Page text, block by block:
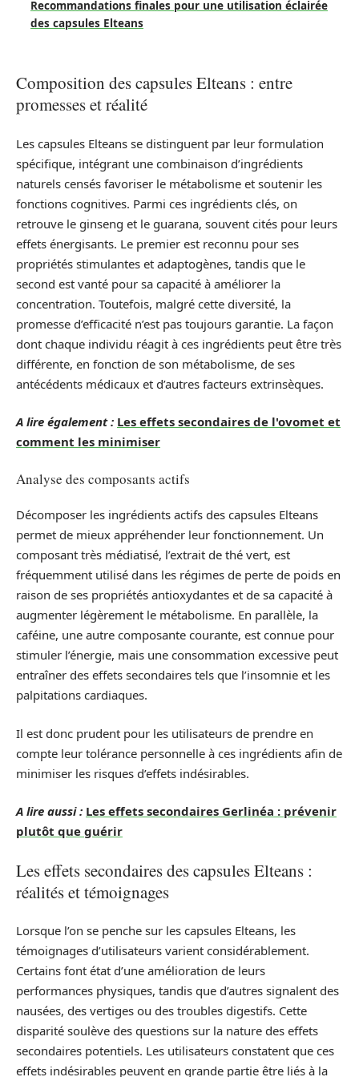
Recommandations finales pour une utilisation éclairée
des capsules Elteans
Composition des capsules Elteans : entre
promesses et réalité
Les capsules Elteans se distinguent par leur formulation
spécifique, intégrant une combinaison d’ingrédients
naturels censés favoriser le métabolisme et soutenir les
fonctions cognitives. Parmi ces ingrédients clés, on
retrouve le ginseng et le guarana, souvent cités pour leurs
effets énergisants. Le premier est reconnu pour ses
propriétés stimulantes et adaptogènes, tandis que le
second est vanté pour sa capacité à améliorer la
concentration. Toutefois, malgré cette diversité, la
promesse d’efficacité n’est pas toujours garantie. La façon
dont chaque individu réagit à ces ingrédients peut être très
différente, en fonction de son métabolisme, de ses
antécédents médicaux et d’autres facteurs extrinsèques.
A lire également : Les effets secondaires de l'ovomet et
comment les minimiser
Analyse des composants actifs
Décomposer les ingrédients actifs des capsules Elteans
permet de mieux appréhender leur fonctionnement. Un
composant très médiatisé, l’extrait de thé vert, est
fréquemment utilisé dans les régimes de perte de poids en
raison de ses propriétés antioxydantes et de sa capacité à
augmenter légèrement le métabolisme. En parallèle, la
caféine, une autre composante courante, est connue pour
stimuler l’énergie, mais une consommation excessive peut
entraîner des effets secondaires tels que l’insomnie et les
palpitations cardiaques.
Il est donc prudent pour les utilisateurs de prendre en
compte leur tolérance personnelle à ces ingrédients afin de
minimiser les risques d’effets indésirables.
A lire aussi : Les effets secondaires Gerlinéa : prévenir
plutôt que guérir
Les effets secondaires des capsules Elteans :
réalités et témoignages
Lorsque l’on se penche sur les capsules Elteans, les
témoignages d’utilisateurs varient considérablement.
Certains font état d’une amélioration de leurs
performances physiques, tandis que d’autres signalent des
nausées, des vertiges ou des troubles digestifs. Cette
disparité soulève des questions sur la nature des effets
secondaires potentiels. Les utilisateurs constatent que ces
effets indésirables peuvent en grande partie être liés à la